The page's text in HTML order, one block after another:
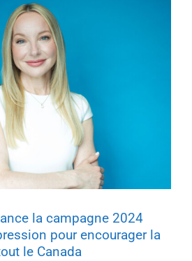
la campagne 2024
pour encourager la
le Canada